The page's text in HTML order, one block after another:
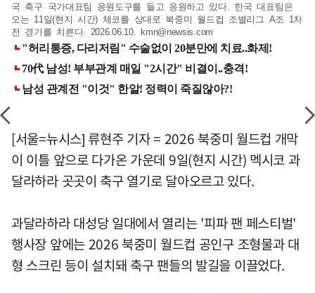
국 축구 국가대표팀 응원도구를 들고 응원하고 있다. 한국 대표팀은
오는 11일(현지 시간) 체코를 상대로 북중미 월드컵 조별리그 A조 1차
전 경기를 치른다. 2026.06.10. kmn@newsis.com
[서울=뉴시스] 류현주 기자 = 2026 북중미 월드컵 개막
이 이틀 앞으로 다가온 가운데 9일(현지 시간) 멕시코 과
달라하라 곳곳이 축구 열기로 달아오르고 있다.
과달라하라 대성당 일대에서 열리는 '피파 팬 페스티벌'
행사장 앞에는 2026 북중미 월드컵 공인구 조형물과 대
형 스크린 등이 설치돼 축구 팬들의 발길을 이끌었다.